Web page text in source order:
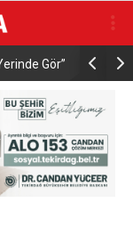
Eypio ile sürdü